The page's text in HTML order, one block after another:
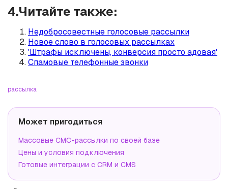
4.Читайте также:
Недобросовестные голосовые рассылки
Новое слово в голосовых рассылках
'Штрафы исключены, конверсия просто адовая'
Спамовые телефонные звонки
рассылка
Может пригодиться
Массовые СМС-рассылки по своей базе
Цены и условия подключения
Готовые интеграции с CRM и CMS